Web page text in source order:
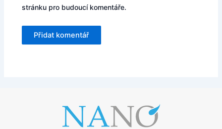
stránku pro budoucí komentáře.